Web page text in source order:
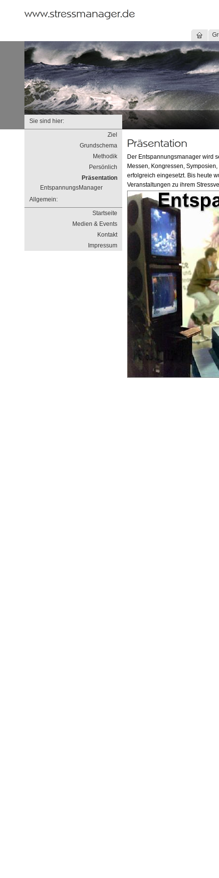
Sie sind hier:
Ziel
Grundschema
Methodik
Persönlich
Präsentation
EntspannungsManager
Allgemein:
Startseite
Medien & Events
Kontakt
Impressum
Der Entspannungsmanager wird
Messen, Kongressen,
erfolgreich eingesetzt. Bis heute
Veranstaltungen zu ihrem